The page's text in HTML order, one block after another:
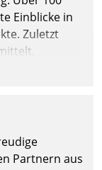
Einblicke in
Zuletzt
Partnern aus